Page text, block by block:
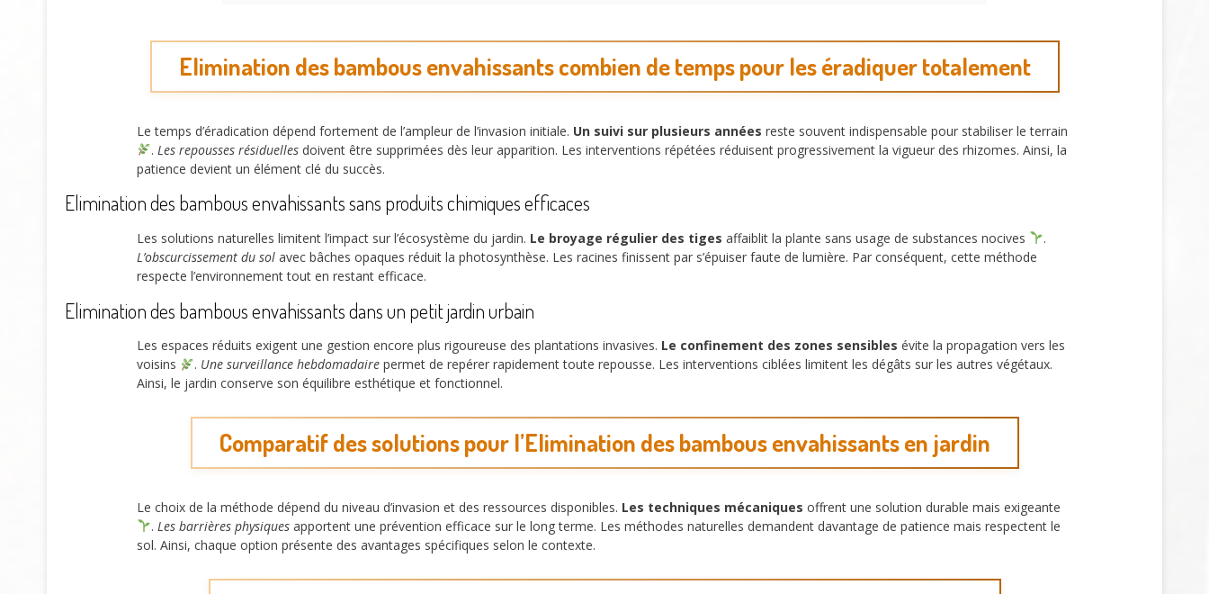
Elimination des bambous envahissants combien de temps pour les éradiquer totalement
Le temps d’éradication dépend fortement de l’ampleur de l’invasion initiale. Un suivi sur plusieurs années reste souvent indispensable pour stabiliser le terrain
. Les repousses résiduellesdoivent être supprimées dès leur apparition. Les interventions répétées réduisent progressivement la vigueur des rhizomes. Ainsi, la
patience devient un élément clé du succès.
Elimination des bambous envahissants sans produits chimiques efficaces
Les solutions naturelles limitent l’impact sur l’écosystème du jardin. Le broyage régulier des tiges affaiblit la plante sans usage de substances nocives
.
L’obscurcissement du sol avec bâches opaques réduit la photosynthèse. Les racines finissent par s’épuiser faute de lumière. Par conséquent, cette méthode
respecte l’environnement tout en restant efficace.
Elimination des bambous envahissants dans un petit jardin urbain
Les espaces réduits exigent une gestion encore plus rigoureuse des plantations invasives. Le confinement des zones sensibles évite la propagation vers les
voisins
. Une surveillance hebdomadairepermet de repérer rapidement toute repousse. Les interventions ciblées limitent les dégâts sur les autres végétaux.
Ainsi, le jardin conserve son équilibre esthétique et fonctionnel.
Comparatif des solutions pour l’Elimination des bambous envahissants en jardin
Le choix de la méthode dépend du niveau d’invasion et des ressources disponibles. Les techniques mécaniques offrent une solution durable mais exigeante
. Les barrières physiquesapportent une prévention efficace sur le long terme. Les méthodes naturelles demandent davantage de patience mais respectent le
sol. Ainsi, chaque option présente des avantages spécifiques selon le contexte.